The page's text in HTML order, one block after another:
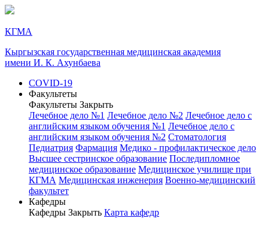
КГМА
Кыргызская государственная медицинская академия
имени И. К. Ахунбаева
COVID-19
Факультеты
Факультеты Закрыть
Лечебное дело №1 Лечебное дело №2 Лечебное дело с
английским языком обучения №1 Лечебное дело с
английским языком обучения №2 Стоматология
Педиатрия Фармация Медико - профилактическое дело
Высшее сестринское образование Последипломное
медицинское образование Медицинское училище при
КГМА Медицинская инженерия Военно-медицинский
факультет
Кафедры
Кафедры Закрыть Карта кафедр